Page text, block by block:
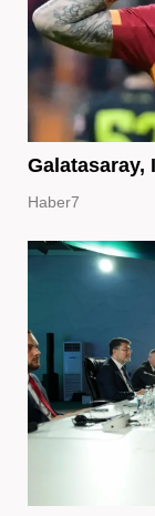
Galatasaray,
Haber7